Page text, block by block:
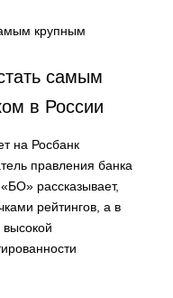
самым
в России
на Росбанк
правления банка
рассказывает,
рейтингов, а в
высокой